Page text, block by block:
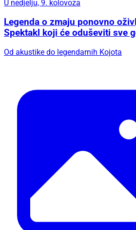
U nedjelju, 9. kolovoza
Legenda o zmaju ponovno
Spektakl koji će oduševiti sve
Od akustike do legendarnih Kojota